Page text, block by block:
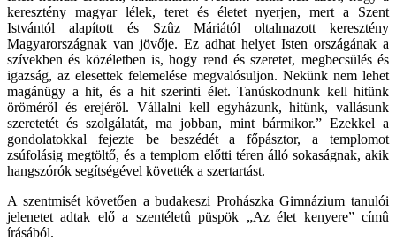
keresztény magyar lélek, teret és életet nyerjen, mert a Szent
Istvántól alapított és Szûz Máriától oltalmazott keresztény
Magyarországnak van jövője. Ez adhat helyet Isten országának a
szívekben és közéletben is, hogy rend és szeretet, megbecsülés és
igazság, az elesettek felemelése megvalósuljon. Nekünk nem lehet
magánügy a hit, és a hit szerinti élet. Tanúskodnunk kell hitünk
öröméről és erejéről. Vállalni kell egyházunk, hitünk, vallásunk
szeretetét és szolgálatát, ma jobban, mint bármikor.” Ezekkel a
gondolatokkal fejezte be beszédét a főpásztor, a templomot
zsúfolásig megtöltő, és a templom előtti téren álló sokaságnak, akik
hangszórók segítségével követték a szertartást.
A szentmisét követően a budakeszi Prohászka Gimnázium tanulói
jelenetet adtak elő a szentéletû püspök „Az élet kenyere” címû
írásából.